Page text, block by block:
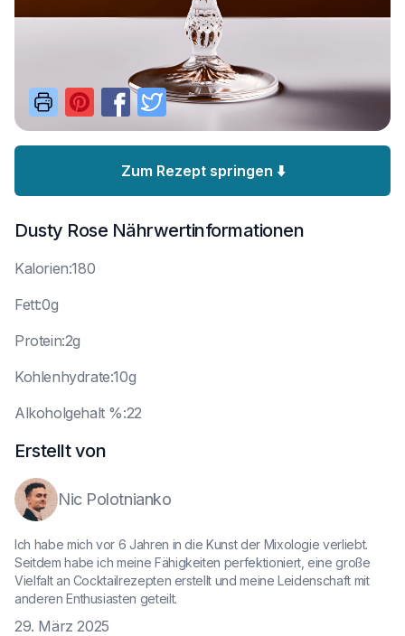
Zum Rezept springen ⬇️
Dusty Rose Nährwertinformationen
Kalorien:180
Fett:0g
Protein:2g
Kohlenhydrate:10g
Alkoholgehalt %:22
Erstellt von
Nic Polotnianko
Ich habe mich vor 6 Jahren in die Kunst der Mixologie verliebt.
Seitdem habe ich meine Fähigkeiten perfektioniert, eine große
Vielfalt an Cocktailrezepten erstellt und meine Leidenschaft mit
anderen Enthusiasten geteilt.
29. März 2025